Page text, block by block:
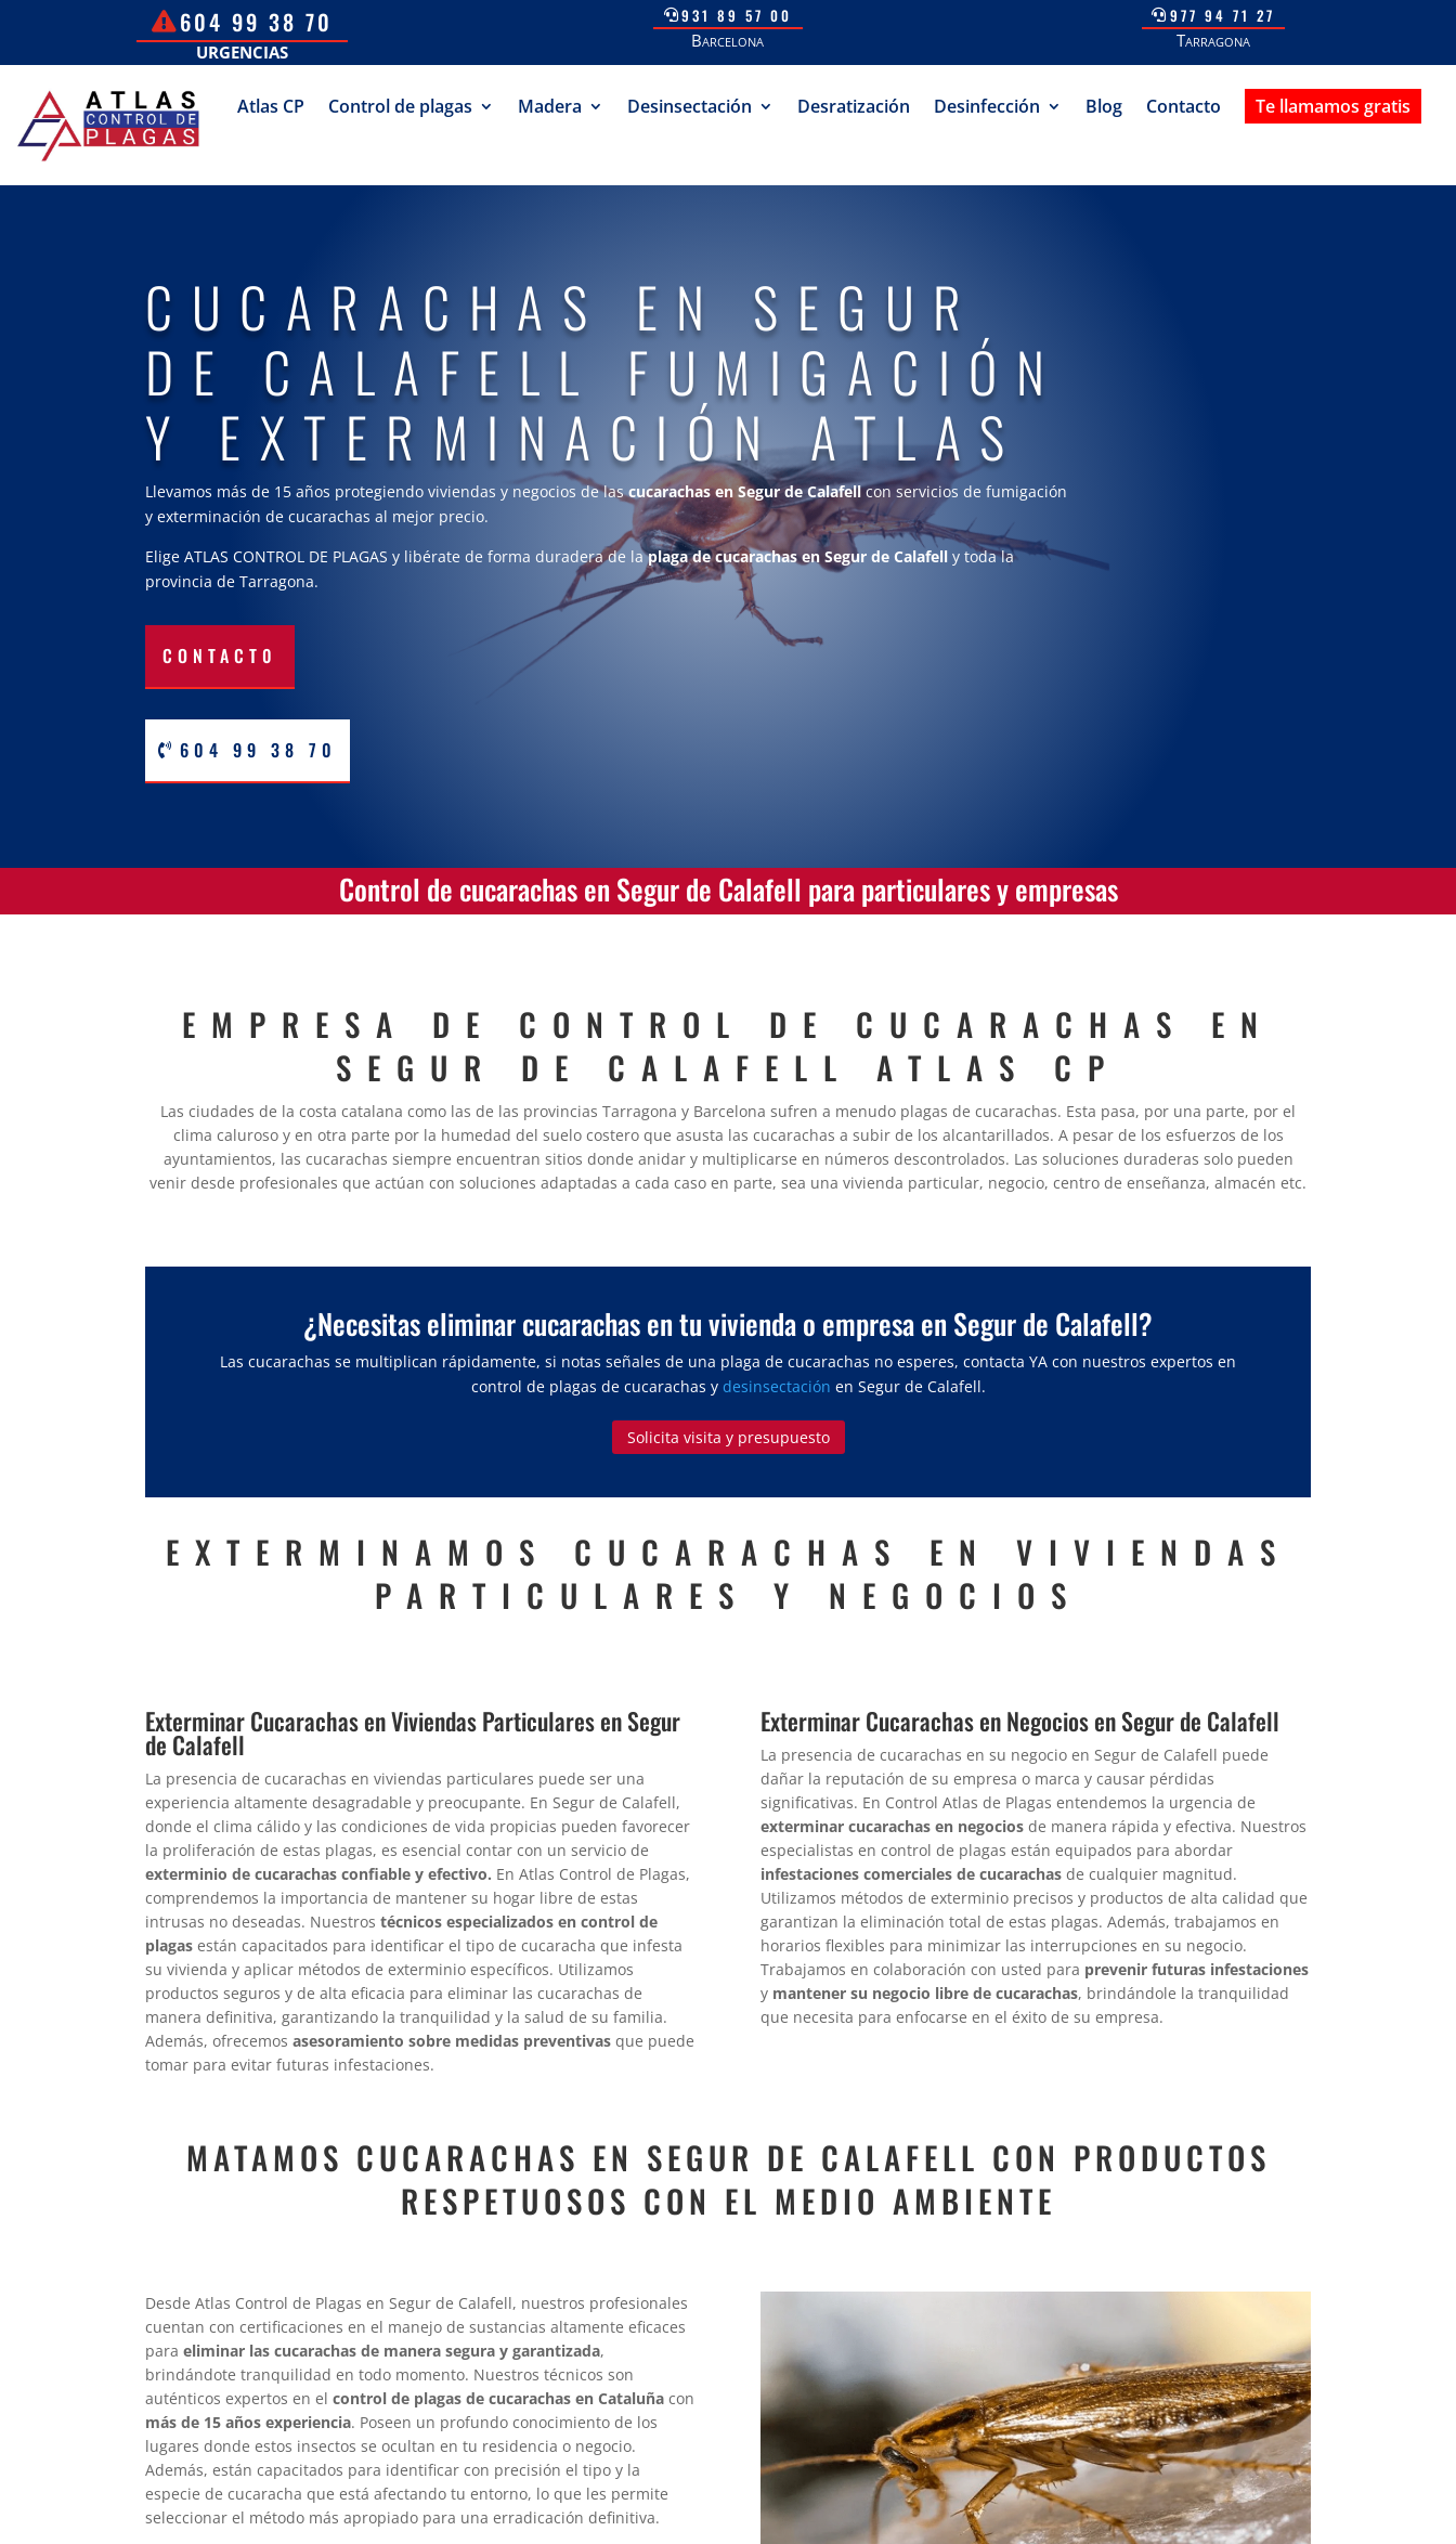
604 99 38 70
URGENCIAS
931 89 57 00
Barcelona
977 94 71 27
Tarragona
Atlas CP Control de plagas Madera Desinsectación Desratización Desinfección Blog Contacto Te llamamos gratis
CUCARACHAS EN SEGUR
DE CALAFELL FUMIGACIÓN
Y EXTERMINACIÓN ATLAS
Llevamos más de 15 años protegiendo viviendas y negocios de lascucarachas en Segur de Calafellcon servicios de fumigación
y exterminación de cucarachas al mejor precio.
Elige ATLAS CONTROL DE PLAGAS y libérate de forma duradera de laplaga de cucarachas en Segur de Calafelly toda la
provincia de Tarragona.
CONTACT0
604 99 38 70
Control de cucarachas en Segur de Calafell para particulares y empresas
EMPRESA DE CONTROL DE CUCARACHAS EN
SEGUR DE CALAFELL ATLAS CP
Las ciudades de la costa catalana como las de las provincias Tarragona y Barcelona sufren a menudo plagas de cucarachas. Esta pasa, por una parte, por el
clima caluroso y en otra parte por la humedad del suelo costero que asusta las cucarachas a subir de los alcantarillados. A pesar de los esfuerzos de los
ayuntamientos, las cucarachas siempre encuentran sitios donde anidar y multiplicarse en números descontrolados. Las soluciones duraderas solo pueden
venir desde profesionales que actúan con soluciones adaptadas a cada caso en parte, sea una vivienda particular, negocio, centro de enseñanza, almacén etc.
¿Necesitas eliminar cucarachas en tu vivienda o empresa en Segur de Calafell?
Las cucarachas se multiplican rápidamente, si notas señales de una plaga de cucarachas no esperes, contacta YA con nuestros expertos en
control de plagas de cucarachas y desinsectación en Segur de Calafell.
Solicita visita y presupuesto
EXTERMINAMOS CUCARACHAS EN VIVIENDAS
PARTICULARES Y NEGOCIOS
Exterminar Cucarachas en Viviendas Particulares en Segur
de Calafell
La presencia de cucarachas en viviendas particulares puede ser una
experiencia altamente desagradable y preocupante. En Segur de Calafell,
donde el clima cálido y las condiciones de vida propicias pueden favorecer
la proliferación de estas plagas, es esencial contar con un servicio de
exterminio de cucarachas confiable y efectivo. En Atlas Control de Plagas,
comprendemos la importancia de mantener su hogar libre de estas
intrusas no deseadas. Nuestrostécnicos especializados en control de
plagas están capacitados para identificar el tipo de cucaracha que infesta
su vivienda y aplicar métodos de exterminio específicos. Utilizamos
productos seguros y de alta eficacia para eliminar las cucarachas de
manera definitiva, garantizando la tranquilidad y la salud de su familia.
Además, ofrecemosasesoramiento sobre medidas preventivas que puede
tomar para evitar futuras infestaciones.
Exterminar Cucarachas en Negocios en Segur de Calafell
La presencia de cucarachas en su negocio en Segur de Calafell puede
dañar la reputación de su empresa o marca y causar pérdidas
significativas. En Control Atlas de Plagas entendemos la urgencia de
exterminar cucarachas en negociosde manera rápida y efectiva. Nuestros
especialistas en control de plagas están equipados para abordar
infestaciones comerciales de cucarachasde cualquier magnitud.
Utilizamos métodos de exterminio precisos y productos de alta calidad que
garantizan la eliminación total de estas plagas. Además, trabajamos en
horarios flexibles para minimizar las interrupciones en su negocio.
Trabajamos en colaboración con usted para prevenir futuras infestaciones
y mantener su negocio libre de cucarachas, brindándole la tranquilidad
que necesita para enfocarse en el éxito de su empresa.
MATAMOS CUCARACHAS EN SEGUR DE CALAFELL CON PRODUCTOS
RESPETUOSOS CON EL MEDIO AMBIENTE
Desde Atlas Control de Plagas en Segur de Calafell, nuestros profesionales
cuentan con certificaciones en el manejo de sustancias altamente eficaces
paraeliminar las cucarachas de manera segura y garantizada,
brindándote tranquilidad en todo momento. Nuestros técnicos son
auténticos expertos en elcontrol de plagas de cucarachas en Cataluña con
más de 15 años experiencia. Poseen un profundo conocimiento de los
lugares donde estos insectos se ocultan en tu residencia o negocio.
Además, están capacitados para identificar con precisión el tipo y la
especie de cucaracha que está afectando tu entorno, lo que les permite
seleccionar el método más apropiado para una erradicación definitiva.